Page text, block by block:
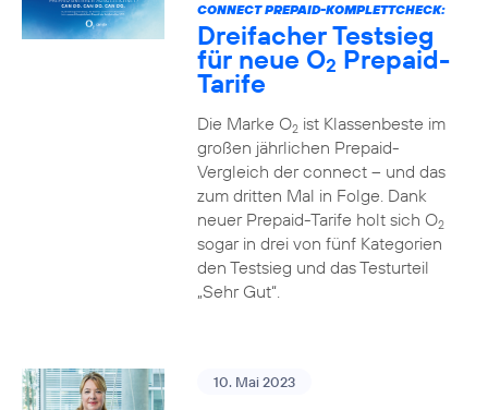
CONNECT PREPAID-KOMPLETTCHECK:
Dreifacher Testsieg
für neue O2 Prepaid-
Tarife
Die Marke O2ist Klassenbeste im
großen jährlichen Prepaid-
Vergleich der connect – und das
zum dritten Mal in Folge. Dank
neuer Prepaid-Tarife holt sich O2
sogar in drei von fünf Kategorien
den Testsieg und das Testurteil
„Sehr Gut“.
10. Mai 2023